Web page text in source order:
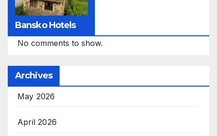
Bansko Hotels
No comments to show.
Archives
May 2026
April 2026